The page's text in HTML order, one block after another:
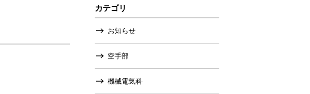
カテゴリ
お知らせ
空手部
機械電気科